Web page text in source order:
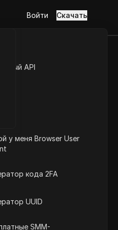
API
у меня Browser User
кода 2FA
UUID
SMM-
Войти Скачать
этой странице
этой странице